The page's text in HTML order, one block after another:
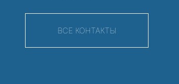
ВСЕ КОНТАКТЫ